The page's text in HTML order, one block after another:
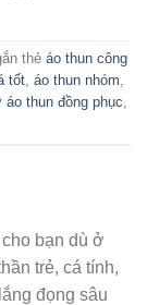
thẻ áo thun công
tốt, áo thun nhóm,
áo thun đồng phục,
bạn dù ở
trẻ, cá tính,
đọng sâu